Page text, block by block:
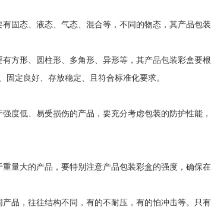
态、液态、气态、混合等，不同的物态，其产品包装
形、圆柱形、多角形、异形等，其产品包装彩盒要
固定良好、存放稳定、且符合标准化要求。
低、易受损伤的产品，要充分考虑包装的防护性能，
大的产品，要特别注意产品包装彩盒的强度，确保在
，往往结构不同，有的不耐压，有的怕冲击等。只